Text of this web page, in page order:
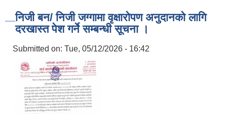
निजी बन/ निजी जग्गामा वृक्षारोपण अनुदानको लागि
दरखास्त पेश गर्ने सम्बन्धी सूचना ।
Submitted on: Tue, 05/12/2026 - 16:42